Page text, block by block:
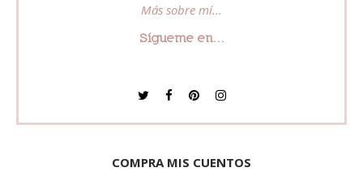
Más sobre mí...
Sígueme en...
COMPRA MIS CUENTOS